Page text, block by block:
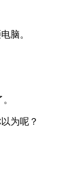
脑。
为呢？